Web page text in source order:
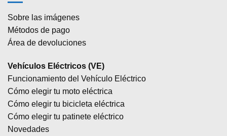
Sobre las imágenes
Métodos de pago
Área de devoluciones
Vehículos Eléctricos (VE)
Funcionamiento del Vehículo Eléctrico
Cómo elegir tu moto eléctrica
Cómo elegir tu bicicleta eléctrica
Cómo elegir tu patinete eléctrico
Novedades